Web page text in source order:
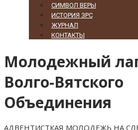
СИМВОЛ ВЕРЫ
ИСТОРИЯ ЗРС
ЖУРНАЛ
КОНТАКТЫ
Молодежный
Волго-Вятского
Объединения
АДВЕНТИСТКАЯ МОЛОДЕЖЬ НА